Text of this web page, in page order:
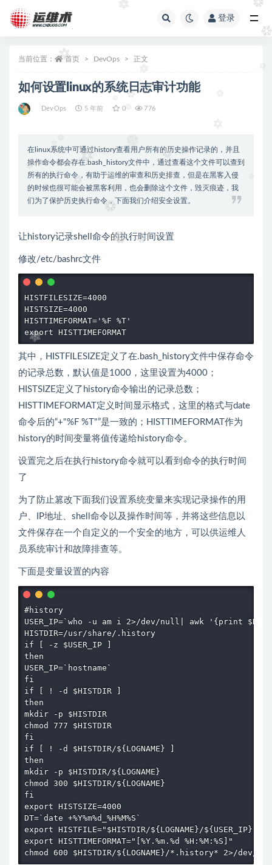
登录
当前位置： 首页 DevOps 正文
如何设置linux的系统日志审计功能
DevOps 5 年前 0 776
在linux系统中可通过history查看用户所有的历史操作记录的，并且
操作命令都会存在.bash_history文件中，通过查看这个文件可以查到
所有的执行命令，有助于运维的审查和历史排查，但是在黑客入侵
的时候也很可能会被黑客利用，也会删除这个文件，毁灭痕迹，我
们为了保护历史执行命令，下面我们介绍安全设置。
让history记录shell命令的执行时间设置
修改/etc/bashrc文件
HISTFILESIZE=4000
HISTSIZE=4000
HISTTIMEFORMAT='%F %T'
export HISTTIMEFORMAT
其中，HISTFILESIZE定义了在.bash_history文件中保存命令
的记录总数，默认值是1000，这里设置为4000；
HISTSIZE定义了history命令输出的记录总数；
HISTTIMEFORMAT定义时间显示格式，这里的格式与date
命令后的“+"%F %T"”是一致的；HISTTIMEFORMAT作为
history的时间变量将值传递给history命令。
设置完之后在执行history命令就可以看到命令的执行时间
了
为了防止篡改下面我们设置系统变量来实现记录操作的用
户、IP地址、shell命令以及操作时间等，并将这些信息以
文件保存在一个自定义的一个安全的地方，可以供运维人
员系统审计和故障排查等。
下面是变量设置的内容
#history
USER_IP=`who -u am i 2>/dev/null| awk '{print
HISTDIR=/usr/share/.history
if [ -z $USER_IP ]
then
USER_IP=`hostname`
fi
if [ ! -d $HISTDIR ]
then
mkdir -p $HISTDIR
chmod 777 $HISTDIR
fi
if [ ! -d $HISTDIR/${LOGNAME} ]
then
mkdir -p $HISTDIR/${LOGNAME}
chmod 300 $HISTDIR/${LOGNAME}
fi
export HISTSIZE=4000
DT=`date +%Y%m%d_%H%M%S`
export HISTFILE="$HISTDIR/${LOGNAME}/
export HISTTIMEFORMAT="[%Y.%m.%d %H:%M:%S]"
chmod 600 $HISTDIR/${LOGNAME}/*.history* 2>/dev/